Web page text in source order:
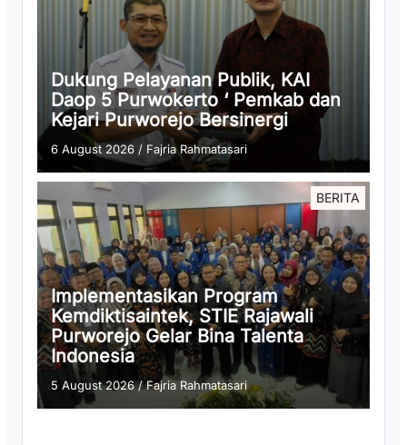
Dukung Pelayanan Publik, KAI
Daop 5 Purwokerto ‘ Pemkab dan
Kejari Purworejo Bersinergi
6 August 2026 / Fajria Rahmatasari
BERITA
Implementasikan Program
Kemdiktisaintek, STIE Rajawali
Purworejo Gelar Bina Talenta
Indonesia
5 August 2026/Fajria Rahmatasari